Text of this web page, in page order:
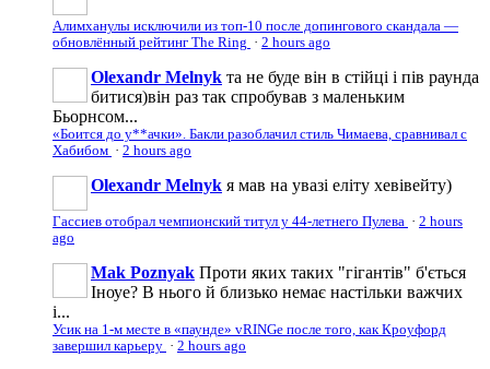
Алимханулы исключили из топ-10 после допингового скандала —
обновлённый рейтинг The Ring · 2 hours ago
Olexandr Melnyk та не буде він в стійці і пів раунда
битися)він раз так спробував з маленьким
Бьорнсом...
«Боится до у**ачки». Бакли разоблачил стиль Чимаева, сравнивал с
Хабибом · 2 hours ago
Olexandr Melnyk я мав на увазі еліту хевівейту)
Гассиев отобрал чемпионский титул у 44-летнего Пулева · 2 hours
ago
Mak Poznyak Проти яких таких "гігантів" б'ється
Іноуе? В нього й близько немає настільки важчих
і...
Усик на 1-м месте в «паунде» vRINGe после того, как Кроуфорд
завершил карьеру · 2 hours ago